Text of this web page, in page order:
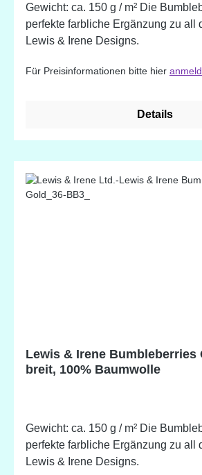
Gewicht: ca. 150 g / m² Die Bumbleberries sind
perfekte farbliche Ergänzung zu all
Lewis & Irene Designs.
Für Preisinformationen bitte hier
Details
Lewis & Irene Bumbleberries
breit, 100% Baumwolle
Gewicht: ca. 150 g / m² Die Bumbleberries sind
perfekte farbliche Ergänzung zu all
Lewis & Irene Designs.